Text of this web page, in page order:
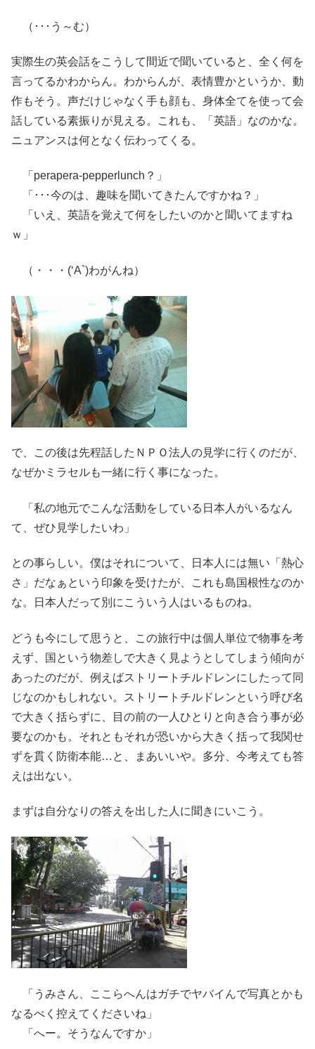
（･･･う～む）
実際生の英会話をこうして間近で聞いていると、全く何を
言ってるかわからん。わからんが、表情豊かというか、動
作もそう。声だけじゃなく手も顔も、身体全てを使って会
話している素振りが見える。これも、「英語」なのかな。
ニュアンスは何となく伝わってくる。
「perapera-pepperlunch？」
「･･･今のは、趣味を聞いてきたんですかね？」
「いえ、英語を覚えて何をしたいのかと聞いてますね
ｗ」
（・・・(‘A`)わがんね）
で、この後は先程話したＮＰＯ法人の見学に行くのだが、
なぜかミラセルも一緒に行く事になった。
「私の地元でこんな活動をしている日本人がいるなん
て、ぜひ見学したいわ」
との事らしい。僕はそれについて、日本人には無い「熱心
さ」だなぁという印象を受けたが、これも島国根性なのか
な。日本人だって別にこういう人はいるものね。
どうも今にして思うと、この旅行中は個人単位で物事を考
えず、国という物差しで大きく見ようとしてしまう傾向が
あったのだが、例えばストリートチルドレンにしたって同
じなのかもしれない。ストリートチルドレンという呼び名
で大きく括らずに、目の前の一人ひとりと向き合う事が必
要なのかも。それともそれが恐いから大きく括って我関せ
ずを貫く防衛本能…と、まあいいや。多分、今考えても答
えは出ない。
まずは自分なりの答えを出した人に聞きにいこう。
「うみさん、ここらへんはガチでヤバイんで写真とかも
なるべく控えてくださいね」
「へー。そうなんですか」